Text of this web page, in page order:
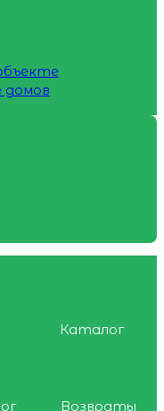
домов
Каталог
Возвраты